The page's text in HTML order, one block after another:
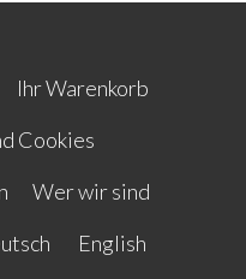
Ihr Warenkorb
Cookies
Wer wir sind
English